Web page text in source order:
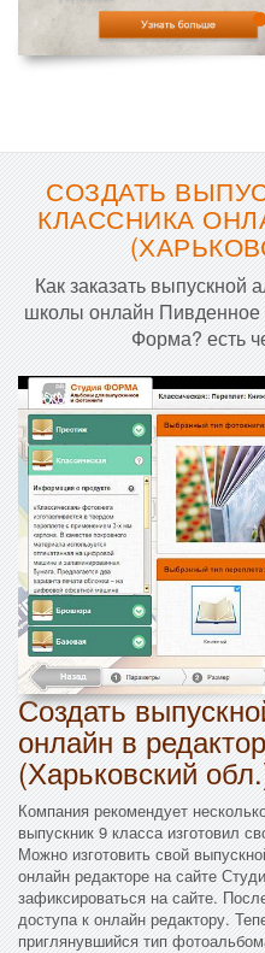
СОЗДАТЬ
КЛАССНИКА
Как заказать выпускной
школы онлайн Пивденное
Форма? есть
Создать
онлайн в
(Харьковский
Компания рекомендует
выпускник 9 класса изготовил
Можно изготовить свой
онлайн редакторе на сайте
зафиксироваться на сайте.
доступа к онлайн редактору.
приглянувшийся тип